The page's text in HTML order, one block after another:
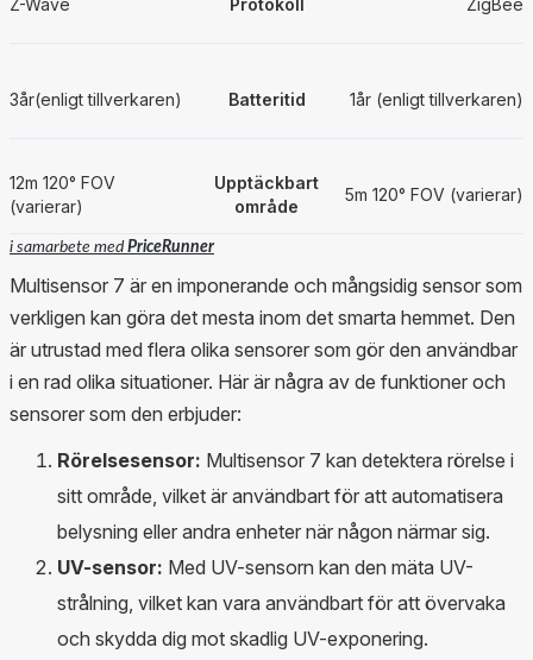
Z-Wave Protokoll ZigBee
3år(enligt tillverkaren) Batteritid 1år (enligt tillverkaren)
12m 120° FOV
(varierar)
Upptäckbart
område
5m 120° FOV (varierar)
i samarbete medPriceRunner
Multisensor 7 är en imponerande och mångsidig sensor som
verkligen kan göra det mesta inom det smarta hemmet. Den
är utrustad med flera olika sensorer som gör den användbar
i en rad olika situationer. Här är några av de funktioner och
sensorer som den erbjuder:
Rörelsesensor: Multisensor 7 kan detektera rörelse i
sitt område, vilket är användbart för att automatisera
belysning eller andra enheter när någon närmar sig.
UV-sensor: Med UV-sensorn kan den mäta UV-
strålning, vilket kan vara användbart för att övervaka
och skydda dig mot skadlig UV-exponering.